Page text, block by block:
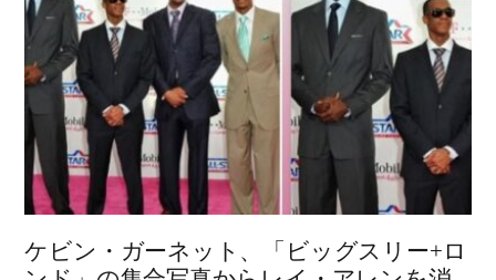
ケビン・ガーネット、「ビッグスリー+ロ